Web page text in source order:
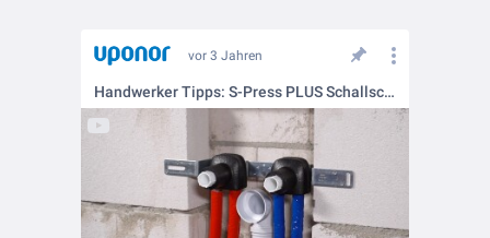
vor 3 Jahren
Handwerker Tipps: S-Press PLUS Schallschutzset